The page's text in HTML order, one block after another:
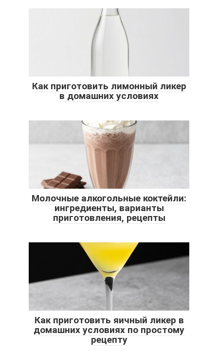
Как приготовить лимонный ликер
в домашних условиях
Молочные алкогольные коктейли:
ингредиенты, варианты
приготовления, рецепты
Как приготовить яичный ликер в
домашних условиях по простому
рецепту